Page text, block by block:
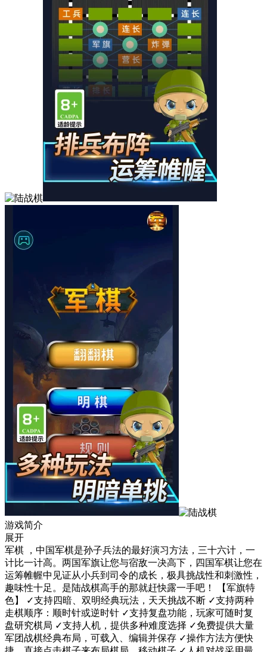
游戏简介
展开
军棋 ，中国军棋是孙子兵法的最好演习方法，三十六计，一
计比一计高。两国军旗让您与宿敌一决高下，四国军棋让您在
运筹帷幄中见证从小兵到司令的成长，极具挑战性和刺激性，
趣味性十足。是陆战棋高手的那就赶快露一手吧！ 【军旗特
色】 ✓支持四暗、双明经典玩法，天天挑战不断 ✓支持两种
走棋顺序：顺时针或逆时针 ✓支持复盘功能，玩家可随时复
盘研究棋局 ✓支持人机，提供多种难度选择 ✓免费提供大量
军团战棋经典布局，可载入、编辑并保存 ✓操作方法方便快